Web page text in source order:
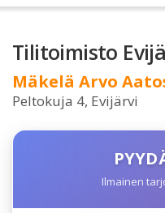
Tilitoimisto
Mäkelä Arvo
Peltokuja 4, Evijärvi
Ilmainen